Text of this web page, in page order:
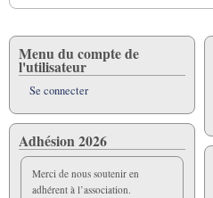
Menu du compte de
l'utilisateur
Se connecter
Adhésion 2026
Merci de nous soutenir en
adhérent à l’association.